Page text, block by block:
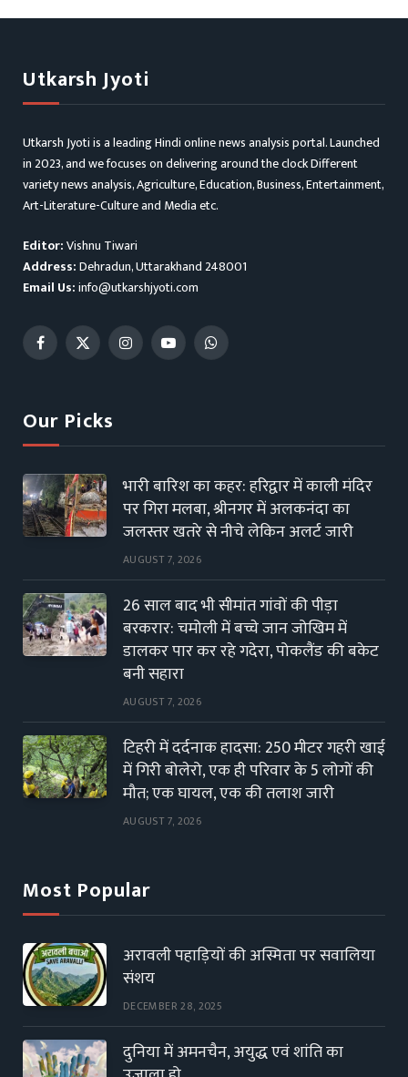
Utkarsh Jyoti
Utkarsh Jyoti is a leading Hindi online news analysis portal. Launched
in 2023, and we focuses on delivering around the clock Different
variety news analysis, Agriculture, Education, Business, Entertainment,
Art-Literature-Culture and Media etc.
Editor:Vishnu Tiwari
Address:Dehradun, Uttarakhand 248001
Email Us:info@utkarshjyoti.com
Facebook
X
InstagramYouTubeWhatsApp
Our Picks
भारी बारिश का कहर: हरिद्वार में काली मंदिर
पर गिरा मलबा, श्रीनगर में अलकनंदा का
जलस्तर खतरे से नीचे लेकिन अलर्ट जारी
AUGUST 7, 2026
26 साल बाद भी सीमांत गांवों की पीड़ा
बरकरार: चमोली में बच्चे जान जोखिम में
डालकर पार कर रहे गदेरा, पोकलैंड की बकेट
बनी सहारा
AUGUST 7, 2026
टिहरी में दर्दनाक हादसा: 250 मीटर गहरी खाई
में गिरी बोलेरो, एक ही परिवार के 5 लोगों की
मौत; एक घायल, एक की तलाश जारी
AUGUST 7, 2026
Most Popular
अरावली पहाड़ियों की अस्मिता पर सवालिया
संशय
DECEMBER 28, 2025
दुनिया में अमनचैन, अयुद्ध एवं शांति का